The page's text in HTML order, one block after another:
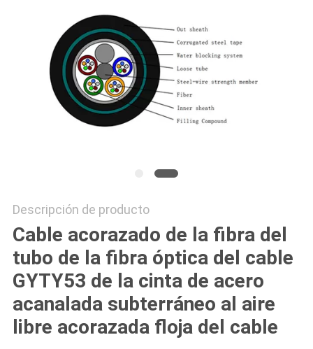
Descripción de producto
Cable acorazado de la fibra del
tubo de la fibra óptica del cable
GYTY53 de la cinta de acero
acanalada subterráneo al aire
libre acorazada floja del cable